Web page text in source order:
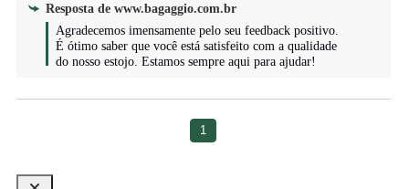
Resposta de www.bagaggio.com.br
Agradecemos imensamente pelo seu feedback positivo.
É ótimo saber que você está satisfeito com a qualidade
do nosso estojo. Estamos sempre aqui para ajudar!
1